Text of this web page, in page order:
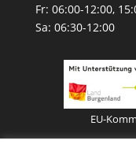
Fr: 06:00-12:00,
Sa: 06:30-12:00
EU-